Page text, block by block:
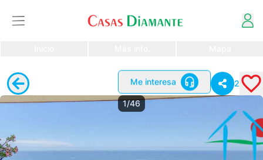
Me interesa
2
1/46